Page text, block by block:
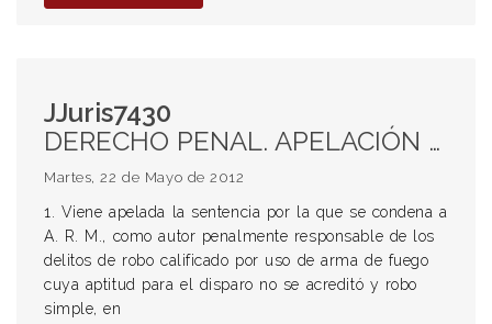
JJuris7430
DERECHO PENAL. APELACIÓN DE LA SENTENCIA. ROBO CALIFICADO POR EL USO DE ARMA DE FUEGO CUYA APTITUD PARA EL DISPARO NO SE ACREDITÓ Y ROBO SIMPLE EN CONCURSO REAL Y EN CALIDAD DE AUTOR. ART 166 INC 2° PÁRRAFO 3°,164, 55 Y 45 DEL CÓDIGO PENAL. AGRAVIOS. INEXISTENCIA DE ERRORES IN IUDICANDO. DISCONFORMIDAD CON EL MODO DE RESOLVER EL CONFLICTO. TRATAMIENTO ADECUADO EN LA PRIMERA INSTANCIA. AUTOR. PRESENCIA DEL ENCARTADO COMO APOYO NECESARIO PARA LOGRAR LA COMISIÓN DEL HECHO. CONSTITUCIONALIDAD DEL ART 166 INC 2° ÚLTIMO PÁRRAFO. TIPIFICACIÓN MÁS FAVORABLE AL IMPUTADO. INEXISTENCIA DE ARGUMENTOS DE PESO PARA QUE DECLARAR LA INCONSTITUCIONALIDAD. FACULTAD DEL LEGISLADOR DE FONDO LA ESPECIFICIDAD DE LOS TIPOS OBJETIVOS. PRINCIPIOS DE LEGALIDAD Y TIPICIDAD.
Martes, 22 de Mayo de 2012
1. Viene apelada la sentencia por la que se condena a
A. R. M., como autor penalmente responsable de los
delitos de robo calificado por uso de arma de fuego
cuya aptitud para el disparo no se acreditó y robo
simple, en